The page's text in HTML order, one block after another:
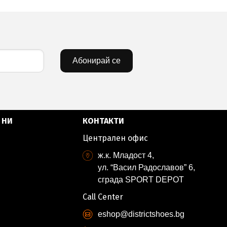
Абонирай се
НИ
КОНТАКТИ
Централен офис
ж.к. Младост 4,
ул. “Васил Радославов” 6,
сграда SPORT DEPOT
Call Center
eshop@districtshoes.bg